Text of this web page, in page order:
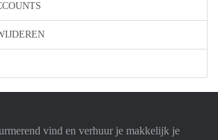
vind en verhuur je makkelijk je